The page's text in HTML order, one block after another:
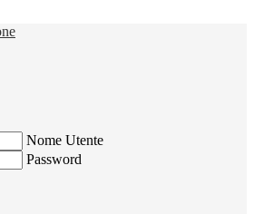
Nome Utente
Password